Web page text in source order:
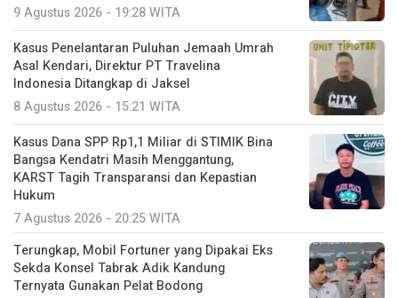
9 Agustus 2026 - 19:28 WITA
Kasus Penelantaran Puluhan Jemaah Umrah
Asal Kendari, Direktur PT Travelina
Indonesia Ditangkap di Jaksel
8 Agustus 2026 - 15:21 WITA
Kasus Dana SPP Rp1,1 Miliar di STIMIK Bina
Bangsa Kendatri Masih Menggantung,
KARST Tagih Transparansi dan Kepastian
Hukum
7 Agustus 2026 - 20:25 WITA
Terungkap, Mobil Fortuner yang Dipakai Eks
Sekda Konsel Tabrak Adik Kandung
Ternyata Gunakan Pelat Bodong